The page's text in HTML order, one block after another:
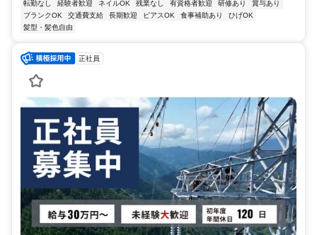
転勤なし 経験者歓迎 ネイルOK 残業なし 有資格者歓迎 研修あり
賞与あり
ブランクOK
交通費支給 長期歓迎 ピアスOK 食事補助あり
ひげOK
髪型・髪色自由
正社員